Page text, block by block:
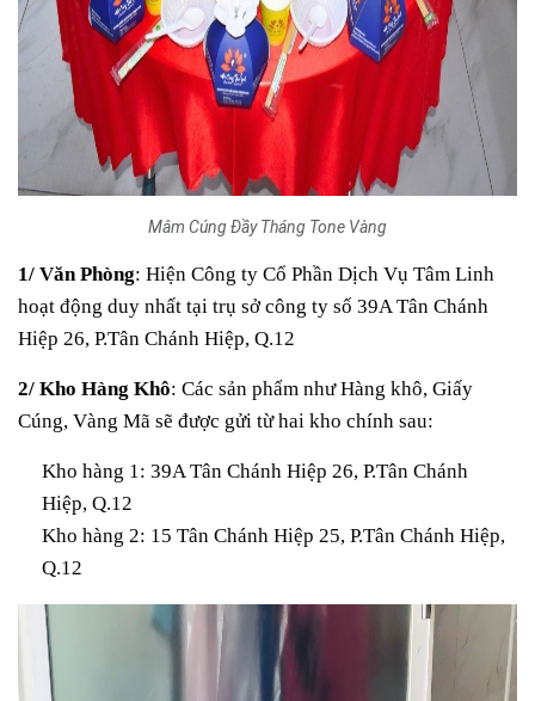
Mâm Cúng Đầy Tháng Tone Vàng
1/ Văn Phòng: Hiện Công ty Cổ Phần Dịch Vụ Tâm Linh
hoạt động duy nhất tại trụ sở công ty số 39A Tân Chánh
Hiệp 26, P.Tân Chánh Hiệp, Q.12
2/ Kho Hàng Khô: Các sản phẩm như Hàng khô, Giấy
Cúng, Vàng Mã sẽ được gửi từ hai kho chính sau:
Kho hàng 1: 39A Tân Chánh Hiệp 26, P.Tân Chánh
Hiệp, Q.12
Kho hàng 2: 15 Tân Chánh Hiệp 25, P.Tân Chánh Hiệp,
Q.12